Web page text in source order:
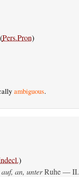
Pers.Pron)
ambiguous.
)
an, unterRuhe — II.